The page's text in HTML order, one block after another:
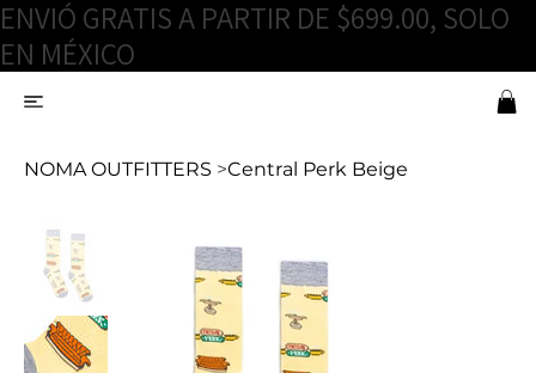
ENVIÓ GRATIS A PARTIR DE $699.00, SOLO
EN MÉXICO
NOMA OUTFITTERS >Central Perk Beige